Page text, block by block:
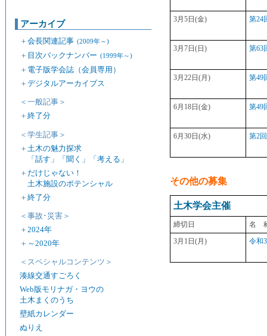
アーカイブ
＋ 会長関連記事 (2009年～)
＋ 目次バックナンバー (1999年～)
＋ 電子版学会誌（会員専用）
＋ デジタルアーカイブス
＜一般記事＞
＋ 終了分
＜学生記事＞
＋ 土木の魅力探求
「話す」「聞く」「考える」
＋ だけじゃない！
土木施設のポテンシャル
＋ 終了分
＜事故･災害＞
＋ 2024年
＋ ～2020年
＜スペシャルコンテンツ＞
湊線交通すごろく
Web版モリナガ・ヨウの
土木まくのうち
壁紙カレンダー
ぬりえ
3月5日(金) 第24
3月7日(日) 第63
3月22日(月) 第49
6月18日(金) 第49
6月30日(水) 第2
その他の募集
土木学会主催
締切日 名
3月1日(月) 令和